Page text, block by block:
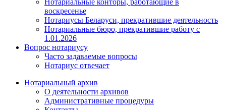
Нотариальные конторы, работающие в
воскресенье
Нотариусы Беларуси, прекратившие деятельность
Нотариальные бюро, прекратившие работу с
1.01.2026
Вопрос нотариусу
Часто задаваемые вопросы
Нотариус отвечает
Нотариальный архив
О деятельности архивов
Административные процедуры